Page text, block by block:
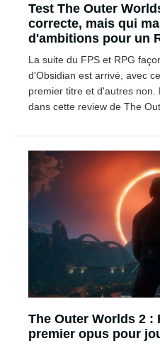
Test The Outer
correcte, mais qui
d'ambitions pour un
La suite du FPS et RPG
d'Obsidian est arrivé, avec
premier titre et d'autres
dans cette review de The
The Outer Worlds 2 :
premier opus pour